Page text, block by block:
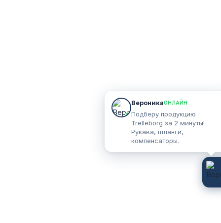
ВероникаОНЛАЙН
Подберу продукцию
Trelleborg за 2 минуты!
Рукава, шланги,
компенсаторы.